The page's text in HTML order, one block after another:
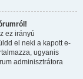
ez irányú
el neki a kapott e-
ugyanis
adminisztrátora